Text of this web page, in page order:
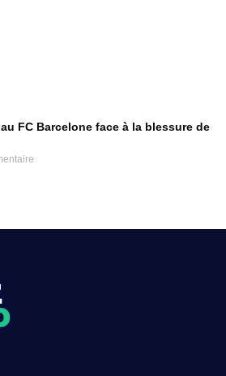
FC Barcelone face à la blessure de